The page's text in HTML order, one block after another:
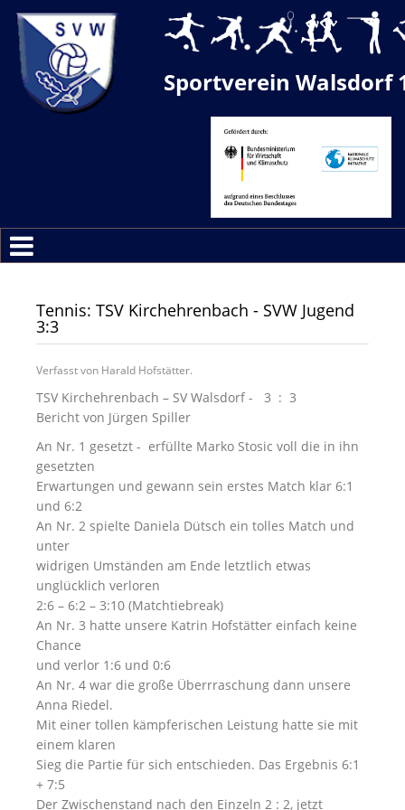
Sportverein Walsdorf
Tennis: TSV Kirchehrenbach - SVW Jugend
3:3
Verfasst von Harald Hofstätter.
TSV Kirchehrenbach – SV Walsdorf - 3 : 3
Bericht von Jürgen Spiller
An Nr. 1 gesetzt - erfüllte Marko Stosic voll die in ihn
gesetzten
Erwartungen und gewann sein erstes Match klar 6:1
und 6:2
An Nr. 2 spielte Daniela Dütsch ein tolles Match und
unter
widrigen Umständen am Ende letztlich etwas
unglücklich verloren
2:6 – 6:2 – 3:10 (Matchtiebreak)
An Nr. 3 hatte unsere Katrin Hofstätter einfach keine
Chance
und verlor 1:6 und 0:6
An Nr. 4 war die große Überrraschung dann unsere
Anna Riedel.
Mit einer tollen kämpferischen Leistung hatte sie mit
einem klaren
Sieg die Partie für sich entschieden. Das Ergebnis 6:1
+ 7:5
Der Zwischenstand nach den Einzeln 2 : 2, jetzt